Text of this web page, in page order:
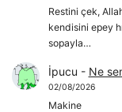
Restini çek,
kendisini epey
sopayla…
İpucu - Ne
02/08/2026
Makine